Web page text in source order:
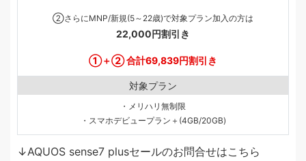
②さらにMNP/新規(5～22歳)で対象プラン加入の方は
22,000円割引き
①＋② 合計69,839円割引き
対象プラン
・メリハリ無制限
・スマホデビュープラン＋(4GB/20GB)
↓AQUOS sense7 plusセールのお問合せはこちら